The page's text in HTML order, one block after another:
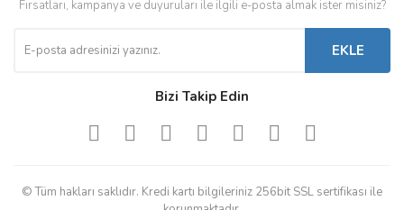
Fırsatları, kampanya ve duyuruları ile ilgili e-posta almak ister misiniz?
EKLE
Bizi Takip Edin
© Tüm hakları saklıdır. Kredi kartı bilgileriniz 256bit SSL sertifikası ile